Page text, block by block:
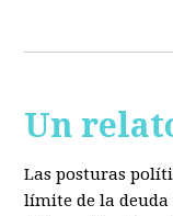
Un
Las posturas
límite de la